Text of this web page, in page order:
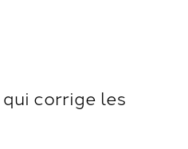
corrige les